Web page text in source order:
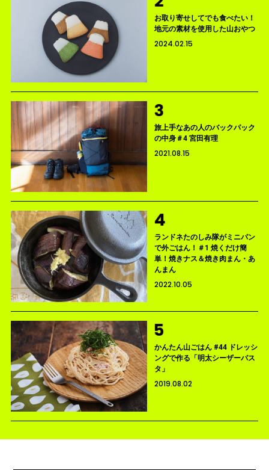
お取り寄せしてでも食べたい！
地元の素材を使用した山おやつ
2024.02.15
旅上手なあの人のバックパック
の中身＃4 宮田有理
2021.08.15
ランドネたのしみ隊がミニパン
で外ごはん！＃1 焼くだけ簡
単！焼きナス＆焼き肉まん・あ
んまん
2022.10.05
かんたん山ごはん #44 ドレッシ
ングで作る「明太シーザーパス
タ」
2019.08.02